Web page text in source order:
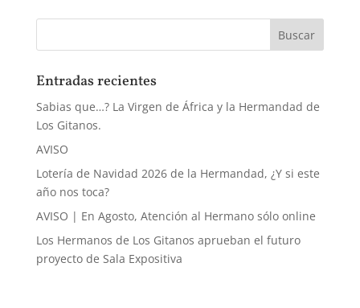
Entradas recientes
Sabias que…? La Virgen de África y la Hermandad de
Los Gitanos.
AVISO
Lotería de Navidad 2026 de la Hermandad, ¿Y si este
año nos toca?
AVISO | En Agosto, Atención al Hermano sólo online
Los Hermanos de Los Gitanos aprueban el futuro
proyecto de Sala Expositiva